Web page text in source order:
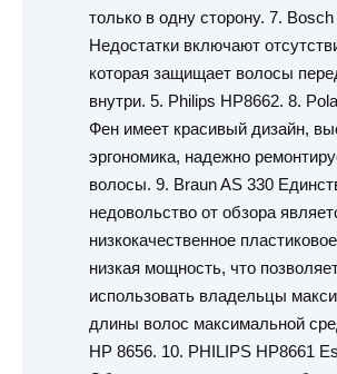
только в одну сторону. 7.
Недостатки включают
которая защищает волосы
внутри. 5. Philips HP8662. 8.
Фен имеет красивый дизайн,
эргономика, надежно
волосы. 9. Braun AS 330
недовольство от обзора
низкокачественное
низкая мощность, что
использовать владельцы
длины волос максимальной
HP 8656. 10. PHILIPS HP8661